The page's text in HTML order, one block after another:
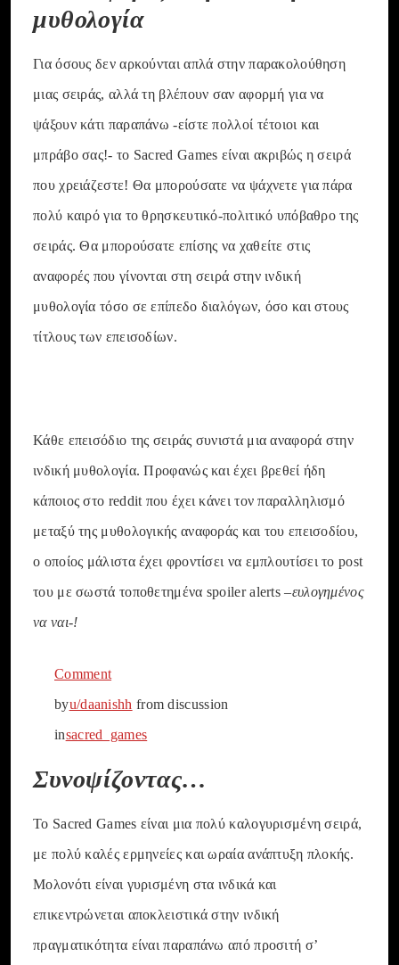
μυθολογία
Για όσους δεν αρκούνται απλά στην παρακολούθηση
μιας σειράς, αλλά τη βλέπουν σαν αφορμή για να
ψάξουν κάτι παραπάνω -είστε πολλοί τέτοιοι και
μπράβο σας!- το Sacred Games είναι ακριβώς η σειρά
που χρειάζεστε! Θα μπορούσατε να ψάχνετε για πάρα
πολύ καιρό για το θρησκευτικό-πολιτικό υπόβαθρο της
σειράς. Θα μπορούσατε επίσης να χαθείτε στις
αναφορές που γίνονται στη σειρά στην ινδική
μυθολογία τόσο σε επίπεδο διαλόγων, όσο και στους
τίτλους των επεισοδίων.
Κάθε επεισόδιο της σειράς συνιστά μια αναφορά στην
ινδική μυθολογία. Προφανώς και έχει βρεθεί ήδη
κάποιος στο reddit που έχει κάνει τον παραλληλισμό
μεταξύ της μυθολογικής αναφοράς και του επεισοδίου,
ο οποίος μάλιστα έχει φροντίσει να εμπλουτίσει το post
του με σωστά τοποθετημένα spoiler alerts –ευλογημένος
να ναι-!
Comment
byu/daanishh from discussion
insacred_games
Συνοψίζοντας…
Το Sacred Games είναι μια πολύ καλογυρισμένη σειρά,
με πολύ καλές ερμηνείες και ωραία ανάπτυξη πλοκής.
Μολονότι είναι γυρισμένη στα ινδικά και
επικεντρώνεται αποκλειστικά στην ινδική
πραγματικότητα είναι παραπάνω από προσιτή σ’